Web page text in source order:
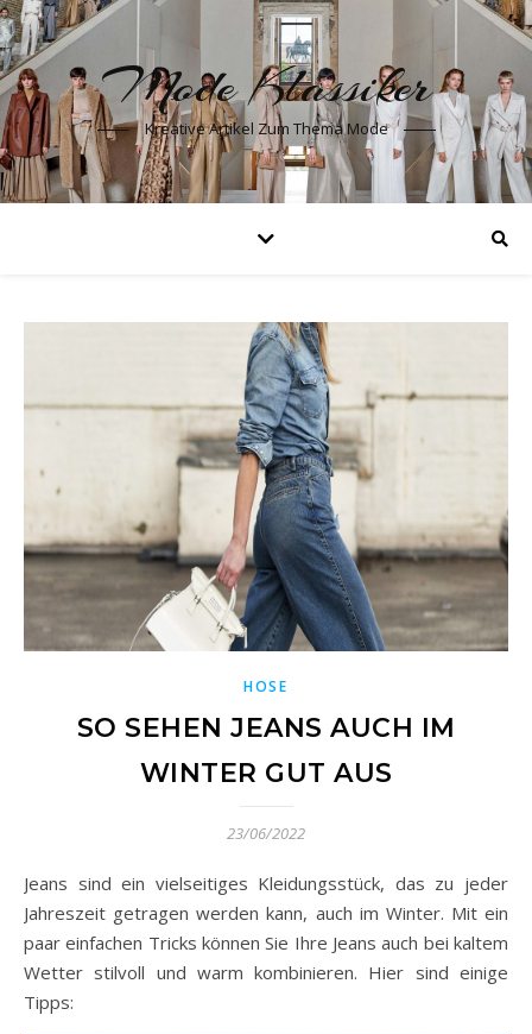
Mode Klassiker
Kreative Artikel Zum Thema Mode
HOSE
SO SEHEN JEANS AUCH IM
WINTER GUT AUS
23/06/2022
Jeans sind ein vielseitiges Kleidungsstück, das zu jeder
Jahreszeit getragen werden kann, auch im Winter. Mit ein
paar einfachen Tricks können Sie Ihre Jeans auch bei kaltem
Wetter stilvoll und warm kombinieren. Hier sind einige
Tipps: